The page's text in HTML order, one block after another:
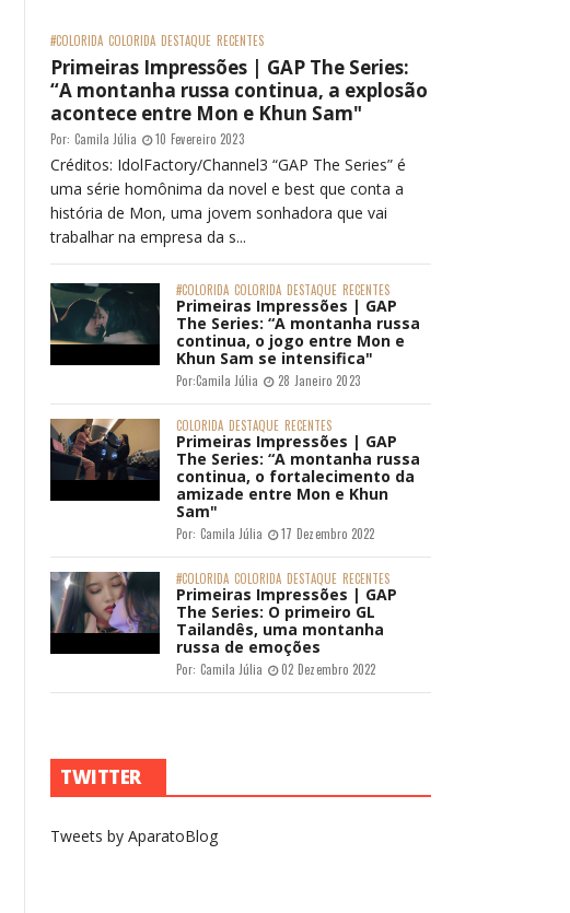
#COLORIDA COLORIDA DESTAQUE RECENTES
Primeiras Impressões | GAP The Series:
“A montanha russa continua, a explosão
acontece entre Mon e Khun Sam"
Por: Camila Júlia 10 Fevereiro 2023
Créditos: IdolFactory/Channel3 “GAP The Series” é
uma série homônima da novel e best que conta a
história de Mon, uma jovem sonhadora que vai
trabalhar na empresa da s...
#COLORIDA COLORIDA DESTAQUE RECENTES
Primeiras Impressões | GAP
The Series: “A montanha russa
continua, o jogo entre Mon e
Khun Sam se intensifica"
Por:Camila Júlia 28 Janeiro 2023
COLORIDA DESTAQUE RECENTES
Primeiras Impressões | GAP
The Series: “A montanha russa
continua, o fortalecimento da
amizade entre Mon e Khun
Sam"
Por: Camila Júlia 17 Dezembro 2022
#COLORIDA COLORIDA DESTAQUE RECENTES
Primeiras Impressões | GAP
The Series: O primeiro GL
Tailandês, uma montanha
russa de emoções
Por: Camila Júlia 02 Dezembro 2022
TWITTER
Tweets by AparatoBlog